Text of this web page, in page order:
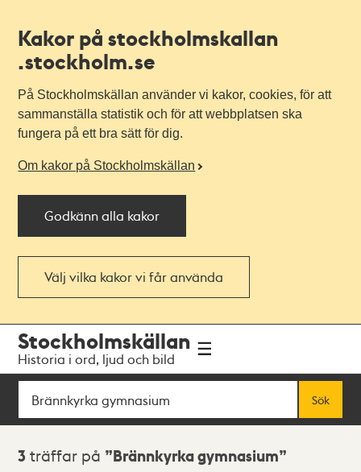
Kakor på stockholmskallan
.stockholm.se
På Stockholmskällan använder vi kakor, cookies, för att
sammanställa statistik och för att webbplatsen ska
fungera på ett bra sätt för dig.
Om kakor på Stockholmskällan
Godkänn alla kakor
Välj vilka kakor vi får använda
navigationen
huvudinnehållet
Stockholmskällan
Historia i ord, ljud och bild
Sök
Sök
Sökresultat
3 träffar på Brännkyrka gymnasium